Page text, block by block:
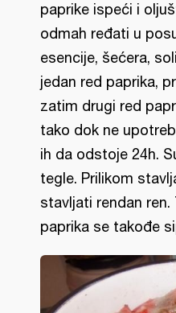
paprike ispeći i
odmah ređati u
esencije, šećera,
jedan red paprika,
zatim drugi red
tako dok ne
ih da odstoje 24h.
tegle. Prilikom
stavljati rendan
paprika se takođe